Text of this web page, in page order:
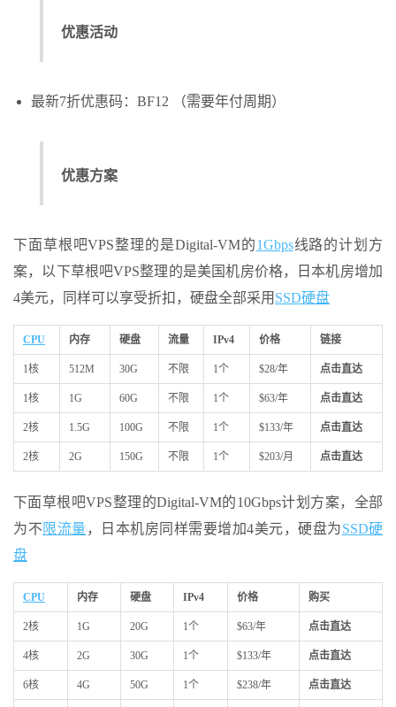
优惠活动
最新7折优惠码：BF12 （需要年付周期）
优惠方案
下面草根吧VPS整理的是Digital-VM的1Gbps线路的计划方
案，以下草根吧VPS整理的是美国机房价格，日本机房增加
4美元，同样可以享受折扣，硬盘全部采用 SSD硬盘
CPU 内存 硬盘 流量 IPv4 价格 链接
1核 512M 30G 不限 1个 $28/年 点击直达
1核 1G 60G 不限 1个 $63/年 点击直达
2核 1.5G 100G 不限 1个 $133/年 点击直达
2核 2G 150G 不限 1个 $203/月 点击直达
下面草根吧VPS整理的Digital-VM的10Gbps计划方案，全部
为不 限流量 ，日本机房同样需要增加4美元，硬盘为SSD硬
盘
CPU 内存 硬盘 IPv4 价格 购买
2核 1G 20G 1个 $63/年 点击直达
4核 2G 30G 1个 $133/年 点击直达
6核 4G 50G 1个 $238/年 点击直达